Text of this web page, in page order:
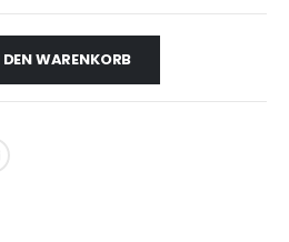
DEN WARENKORB